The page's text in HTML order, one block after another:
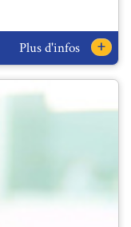
Plus d'infos +